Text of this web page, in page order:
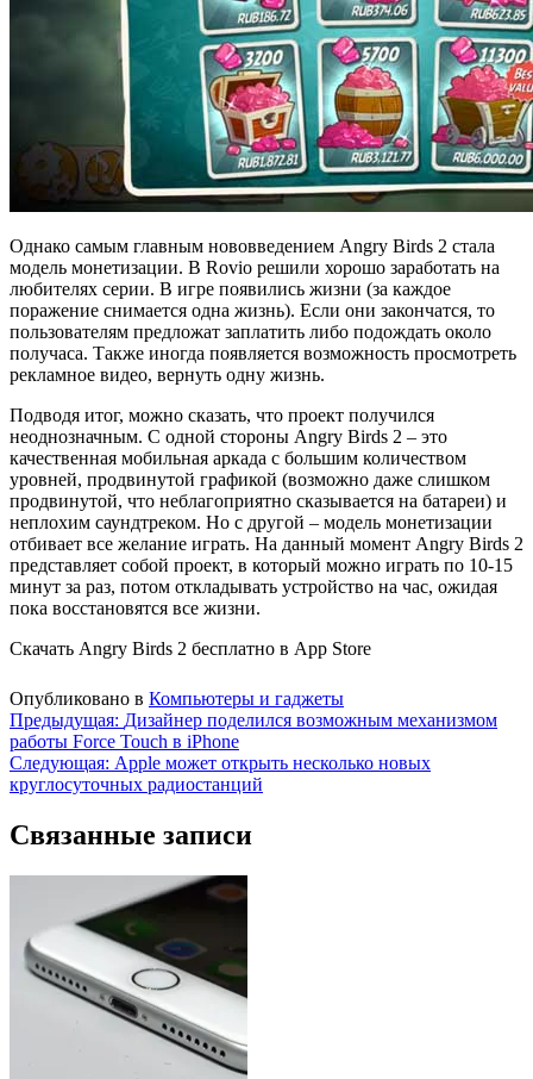
Однако самым главным нововведением Angry Birds 2 стала
модель монетизации. В Rovio решили хорошо заработать на
любителях серии. В игре появились жизни (за каждое
поражение снимается одна жизнь). Если они закончатся, то
пользователям предложат заплатить либо подождать около
получаса. Также иногда появляется возможность просмотреть
рекламное видео, вернуть одну жизнь.
Подводя итог, можно сказать, что проект получился
неоднозначным. С одной стороны Angry Birds 2 – это
качественная мобильная аркада с большим количеством
уровней, продвинутой графикой (возможно даже слишком
продвинутой, что неблагоприятно сказывается на батареи) и
неплохим саундтреком. Но с другой – модель монетизации
отбивает все желание играть. На данный момент Angry Birds 2
представляет собой проект, в который можно играть по 10-15
минут за раз, потом откладывать устройство на час, ожидая
пока восстановятся все жизни.
Скачать Angry Birds 2 бесплатно в App Store
Опубликовано в Компьютеры и гаджеты
Навигация
по
записям
Предыдущая: Дизайнер поделился возможным механизмом
работы Force Touch в iPhone
Следующая: Apple может открыть несколько новых
круглосуточных радиостанций
Связанные записи